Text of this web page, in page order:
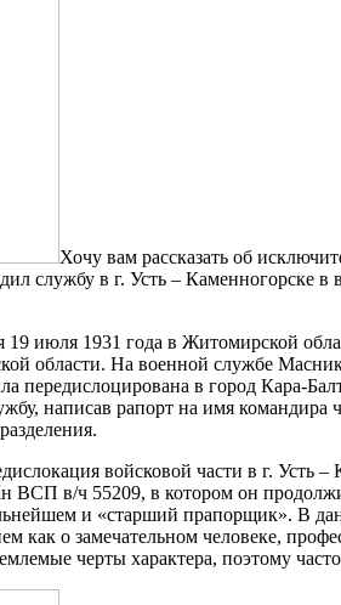
Хочу вам рассказать об
службу в г. Усть – Каменногорске
июля 1931 года в Житомирской
области. На военной службе
передислоцирована в город
написав рапорт на имя
войсковой части в г.
ВСП в/ч 55209, в котором он
и «старший прапорщик». В
как о замечательном человеке,
черты характера, поэтому